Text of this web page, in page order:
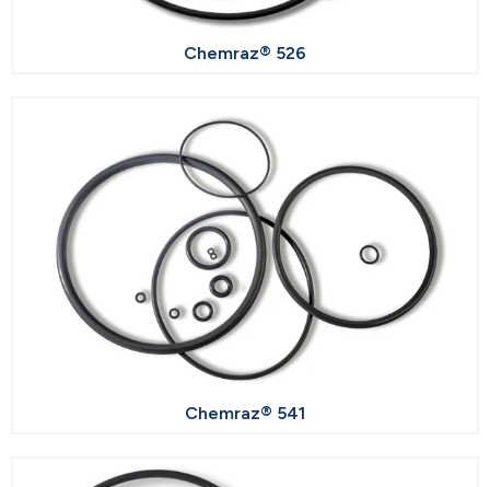
Chemraz® 526
Chemraz® 541